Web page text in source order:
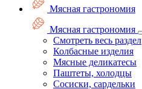
Мясная гастрономия
Мясная гастрономия
Смотреть весь раздел
Колбасные изделия
Мясные деликатесы
Паштеты, холодцы
Сосиски, сардельки